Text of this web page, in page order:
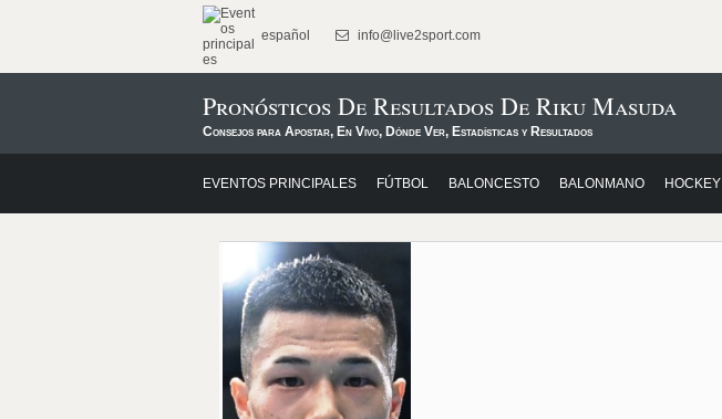
español info@live2sport.com
Pronósticos De Resultados De Riku Masuda
Consejos para Apostar, En Vivo, Dónde Ver, Estadísticas y Resultados
EVENTOS PRINCIPALES FÚTBOL BALONCESTO BALONMANO HOCKEY